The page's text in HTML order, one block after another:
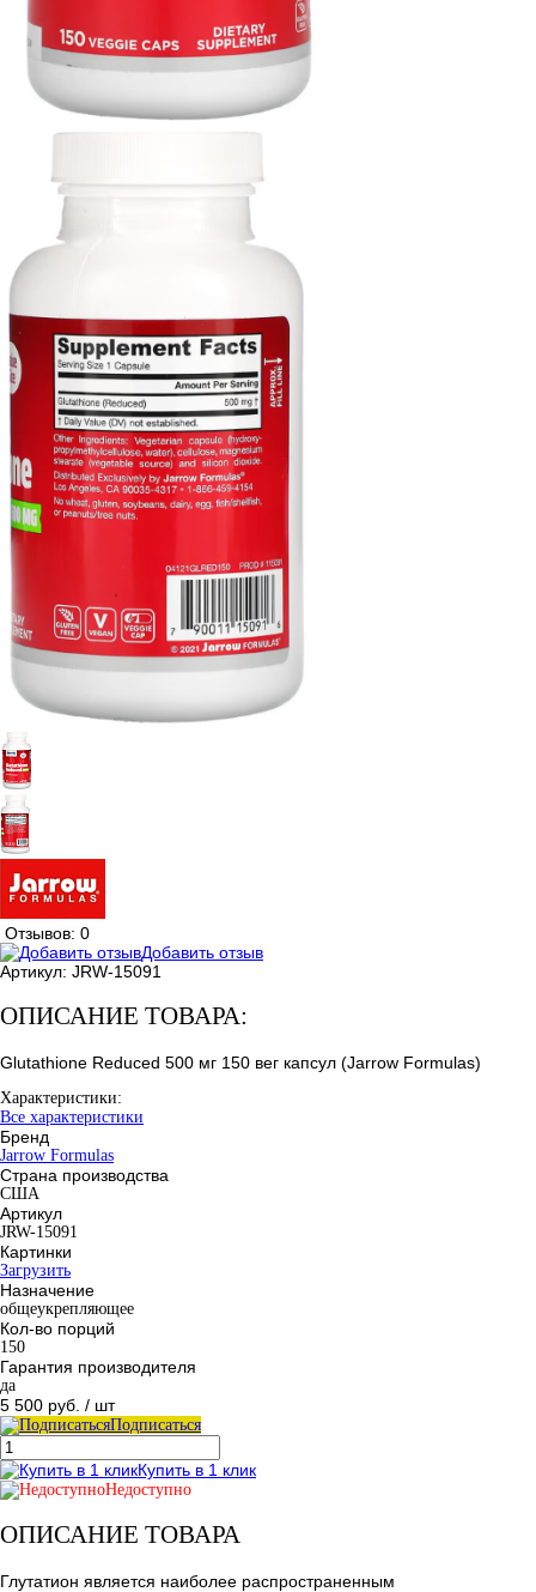
Отзывов: 0
Добавить отзыв
Артикул: JRW-15091
ОПИСАНИЕ ТОВАРА:
Glutathione Reduced 500 мг 150 вег капсул (Jarrow Formulas)
Характеристики:
Все характеристики
Бренд
Jarrow Formulas
Страна производства
США
Артикул
JRW-15091
Картинки
Загрузить
Назначение
общеукрепляющее
Кол-во порций
150
Гарантия производителя
да
5 500 руб. / шт
Подписаться
Купить в 1 клик
Недоступно
ОПИСАНИЕ ТОВАРА
Глутатион является наиболее распространенным